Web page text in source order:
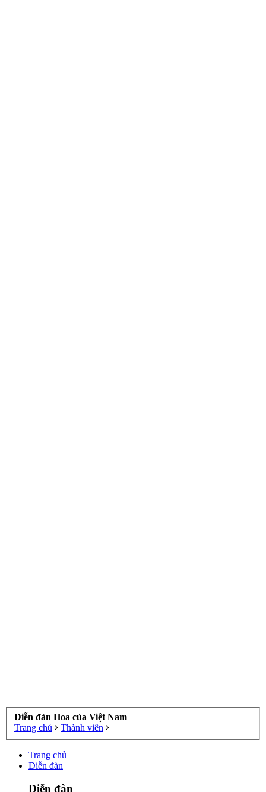
Diễn đàn Hoa của Việt Nam
Trang chủ
Thành viên
Trang chủ
Diễn đàn
Diễn đàn